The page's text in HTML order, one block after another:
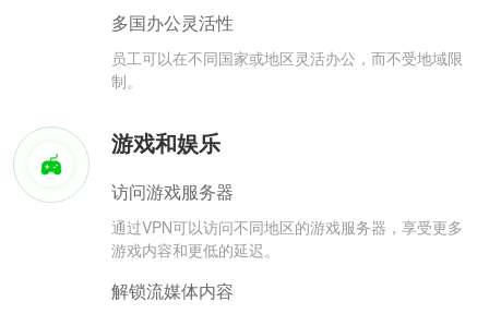
多国办公灵活性
员工可以在不同国家或地区灵活办公，而不受地域限
制。
游戏和娱乐
访问游戏服务器
通过VPN可以访问不同地区的游戏服务器，享受更多
游戏内容和更低的延迟。
解锁流媒体内容